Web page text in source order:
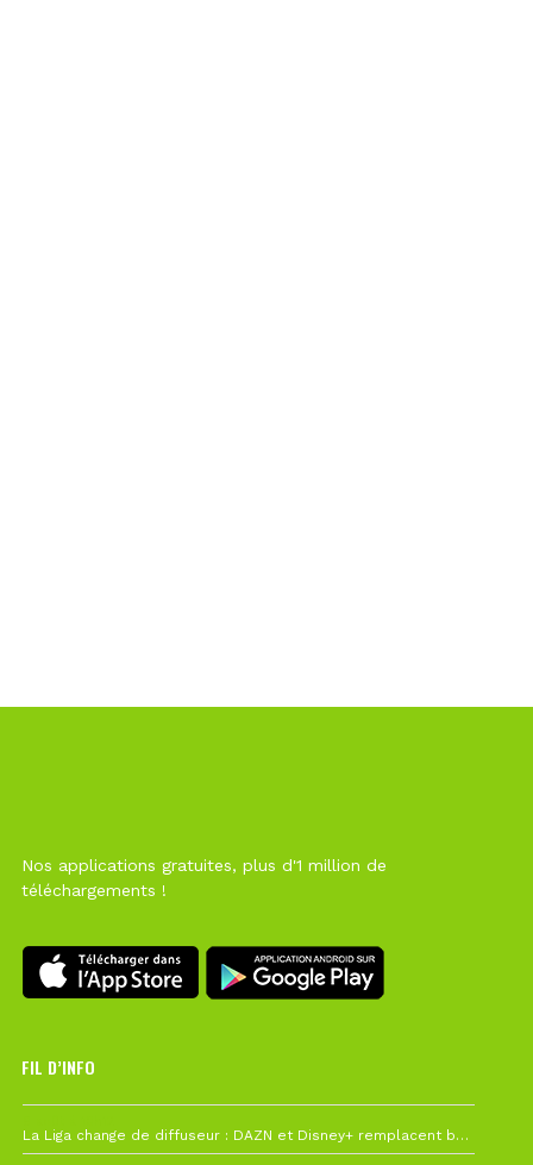
Nos applications gratuites, plus d'1 million de
téléchargements !
FIL D’INFO
La Liga change de diffuseur : DAZN et Disney+ remplacent beIN Sports !